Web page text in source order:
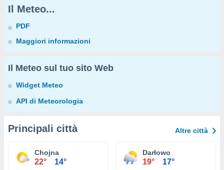
Il Meteo...
PDF
Maggiori informazioni
Il Meteo sul tuo sito Web
Widget Meteo
API di Meteorologia
Principali città Altre città
Chojna
22° 14°
Darłowo
19° 17°